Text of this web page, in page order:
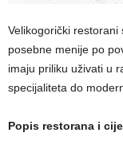
Velikogorički
posebne menije po
imaju priliku uživati u
specijaliteta do
Popis restorana i